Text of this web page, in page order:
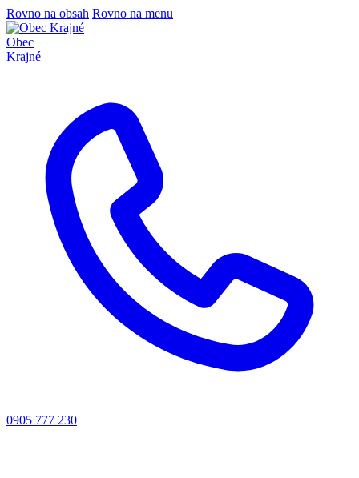
Rovno na obsah Rovno na menu
Obec
Krajné
0905 777 230